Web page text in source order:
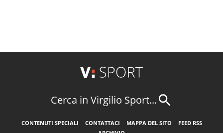
Cerca in Virgilio Sport...
CONTENUTI SPECIALI CONTATTACI MAPPA DEL SITO
FEED RSS